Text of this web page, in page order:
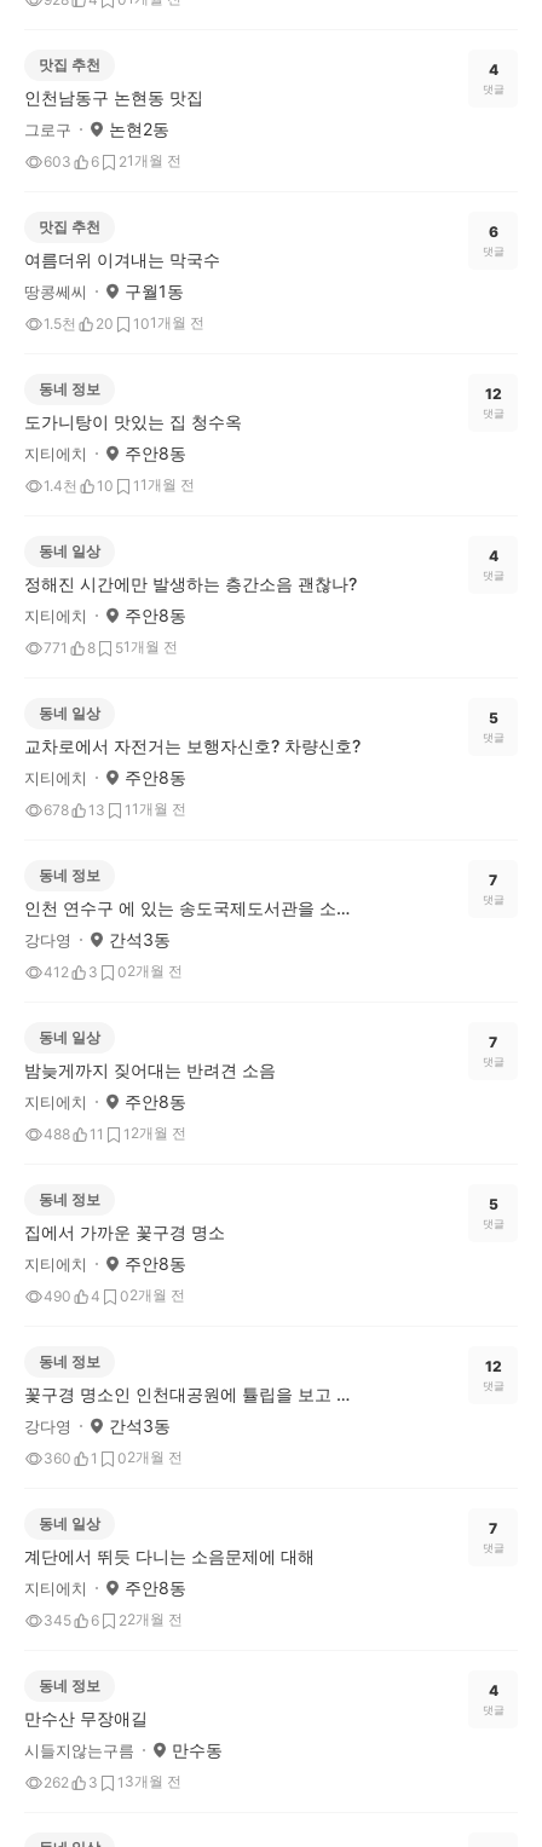
맛집 추천
인천남동구 논현동 맛집
그로구 논현2동
603 6 21개월 전
4
댓글
맛집 추천
여름더위 이겨내는 막국수
땅콩쎄씨 구월1동
1.5천 20 101개월 전
6
댓글
동네 정보
도가니탕이 맛있는 집 청수옥
지티에치 주안8동
1.4천 10 1 1개월 전
12
댓글
동네 일상
정해진 시간에만 발생하는 층간소음 괜찮나?
지티에치 주안8동
771 8 51개월 전
4
댓글
동네 일상
교차로에서 자전거는 보행자신호? 차량신호?
지티에치 주안8동
678 13 1 1개월 전
5
댓글
동네 정보
인천 연수구 에 있는 송도국제도서관을 소개합니다
강다영 간석3동
412 3 02개월 전
7
댓글
동네 일상
밤늦게까지 짖어대는 반려견 소음
지티에치 주안8동
488 11 1 2개월 전
7
댓글
동네 정보
집에서 가까운 꽃구경 명소
지티에치 주안8동
490 4 02개월 전
5
댓글
동네 정보
꽃구경 명소인 인천대공원에 튤립을 보고 왔습니다~
강다영 간석3동
360 1 02개월 전
12
댓글
동네 일상
계단에서 뛰듯 다니는 소음문제에 대해
지티에치 주안8동
345 6 22개월 전
7
댓글
동네 정보
만수산 무장애길
시들지않는구름 만수동
262 3 1 3개월 전
4
댓글